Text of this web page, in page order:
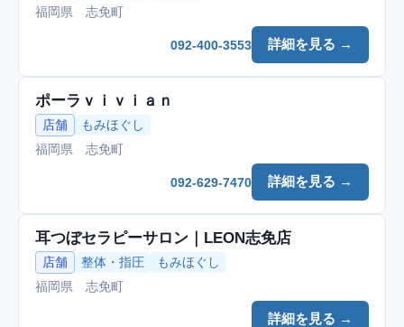
福岡県 志免町
詳細を見る →
092-400-3553
ポーラｖｉｖｉａｎ
店舗
もみほぐし
福岡県 志免町
詳細を見る →
092-629-7470
耳つぼセラピーサロン｜LEON志免店
店舗 整体・指圧
もみほぐし
福岡県 志免町
詳細を見る →